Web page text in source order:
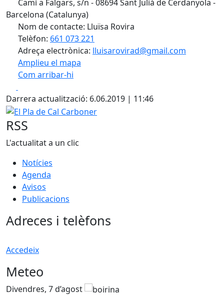
Camí a Falgars, s/n - 08694 Sant Julià de Cerdanyola -
Barcelona (Catalunya)
Nom de contacte: Lluïsa Rovira
Telèfon: 661 073 221
Adreça electrònica: lluisarovirad@gmail.com
Amplieu el mapa
Com arribar-hi
+
−
Darrera actualització: 6.06.2019 | 11:46
El Pla de Cal Carboner
RSS
L'actualitat a un clic
Notícies
Agenda
Avisos
Publicacions
Adreces i telèfons
Accedeix
Meteo
Divendres, 7 d’agost